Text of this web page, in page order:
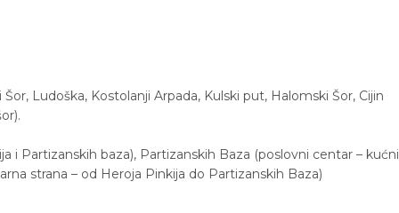
Ludoška, Kostolanji Arpada, Kulski put, Halomski Šor, Cijin
i Partizanskih baza), Partizanskih Baza (poslovni centar – kućni
strana – od Heroja Pinkija do Partizanskih Baza)